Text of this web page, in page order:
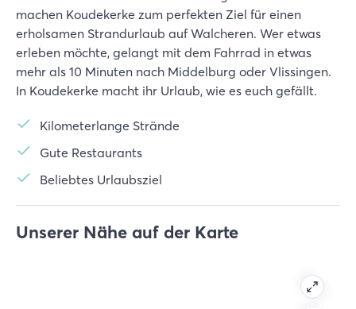
machen Koudekerke zum perfekten Ziel für einen
erholsamen Strandurlaub auf Walcheren. Wer etwas
erleben möchte, gelangt mit dem Fahrrad in etwas
mehr als 10 Minuten nach Middelburg oder Vlissingen.
In Koudekerke macht ihr Urlaub, wie es euch gefällt.
Kilometerlange Strände
Gute Restaurants
Beliebtes Urlaubsziel
Unserer Nähe auf der Karte